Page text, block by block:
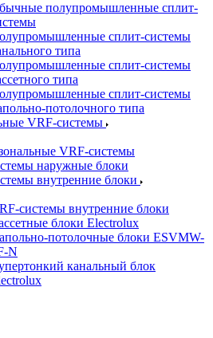
полупромышленные сплит-
сплит-системы
типа
сплит-системы
типа
сплит-системы
потолочного типа
VRF-системы
VRF-системы
наружные блоки
внутренние блоки
системы внутренние блоки
блоки Electrolux
потолочные блоки ESVMW-
N
канальный блок